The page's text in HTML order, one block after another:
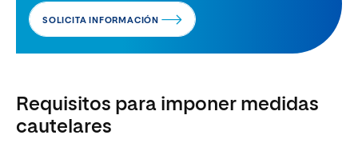
SOLICITA INFORMACIÓN
Requisitos para imponer medidas
cautelares